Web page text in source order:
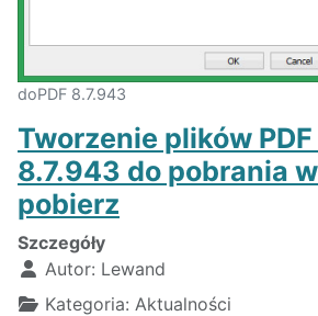
doPDF 8.7.943
Tworzenie plików PDF
8.7.943 do pobrania
pobierz
Szczegóły
Autor: Lewand
Kategoria: Aktualności